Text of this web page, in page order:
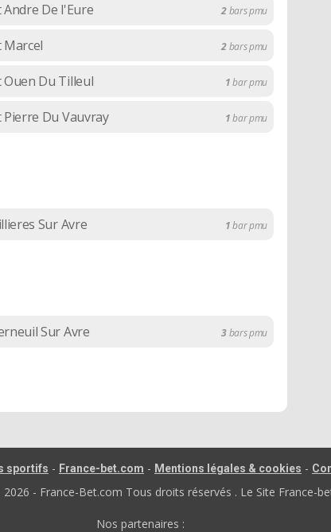
Andre De l'Eure 2bars pmu
Marcel 2bars pmu
Ouen Du Tilleul 1bar pmu
Pierre Du Vauvray 1bar pmu
Sur Avre 1bar pmu
Sur Avre 3bars pmu
sportifs - France-bet.com - Mentions légales & cookies -
- France-Bet.com Tous droits réservés . Le Site France-
Nos partenaires :